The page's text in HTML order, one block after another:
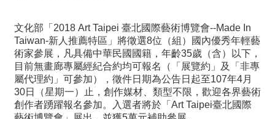
に
つ
い
て
最
新
文化部「2018 Art Taipei 臺北國際藝術博覽會--Made In
Taiwan-新人推薦特區」將徵選8位（組）國內優秀年輕藝
術家參展，凡具備中華民國國籍，年齡35歲（含）以下，
目前無畫廊專屬經紀合約均可報名（「展覽約」及「非專
屬代理約」可參加），徵件日期為公告日起至107年4月
30日（星期一）止，創作媒材、類型不限，歡迎各界藝術
創作者踴躍報名參加。入選者將於「Art Taipei臺北國際